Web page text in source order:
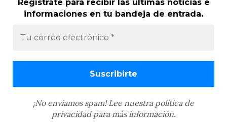
Regístrate para recibir las últimas noticias e
informaciones en tu bandeja de entrada.
¡No enviamos spam! Lee nuestra política de
privacidadpara más información.